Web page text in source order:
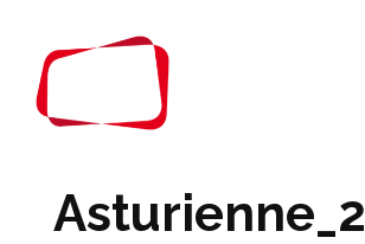
Asturienne_2